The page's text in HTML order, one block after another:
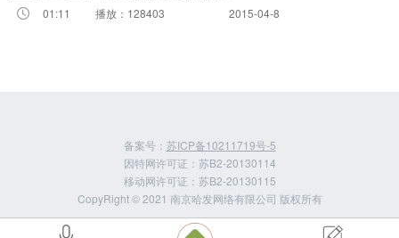
01:11
播放：128403
2015-04-8
备案号： 苏ICP备10211719号-5
因特网许可证：苏B2-20130114
移动网许可证：苏B2-20130115
CopyRight © 2021 南京哈发网络有限公司 版权所有